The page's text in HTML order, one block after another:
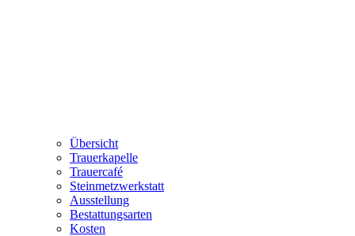
Übersicht
Trauerkapelle
Trauercafé
Steinmetzwerkstatt
Ausstellung
Bestattungsarten
Kosten